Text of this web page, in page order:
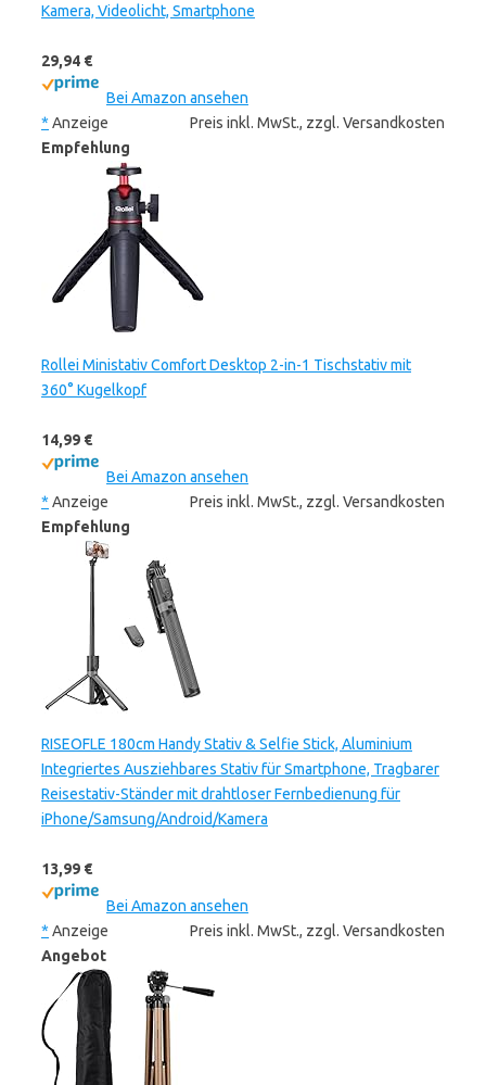
Kamera, Videolicht, Smartphone
29,94 €
Bei Amazon ansehen
* Anzeige
Preis inkl. MwSt., zzgl. Versandkosten
Empfehlung
Rollei Ministativ Comfort Desktop 2-in-1 Tischstativ mit
360° Kugelkopf
14,99 €
Bei Amazon ansehen
* Anzeige
Preis inkl. MwSt., zzgl. Versandkosten
Empfehlung
RISEOFLE 180cm Handy Stativ & Selfie Stick, Aluminium
Integriertes Ausziehbares Stativ für Smartphone, Tragbarer
Reisestativ-Ständer mit drahtloser Fernbedienung für
iPhone/Samsung/Android/Kamera
13,99 €
Bei Amazon ansehen
* Anzeige
Preis inkl. MwSt., zzgl. Versandkosten
Angebot